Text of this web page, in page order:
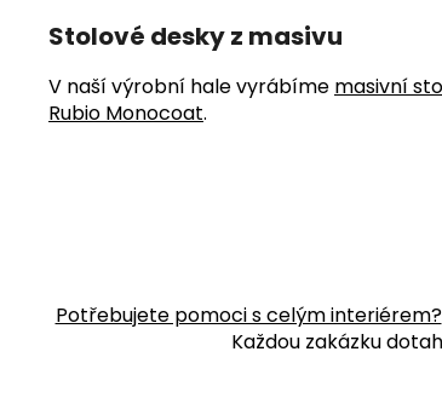
Stolové desky z masivu
V naší výrobní hale vyrábíme masivní
Rubio Monocoat.
Potřebujete pomoci s celým interiérem?
Každou zakázku